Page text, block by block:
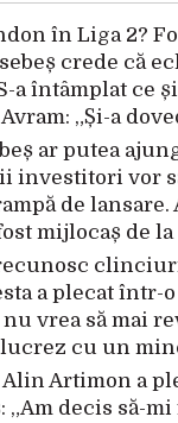
în Liga 2?
crede că
a întâmplat ce
„Și-a
ar putea
investitori vor
de lansare.
mijlocaș de la
a plecat într-
vrea să mai
cu un
Alin Artimon a
„Am decis să-mi